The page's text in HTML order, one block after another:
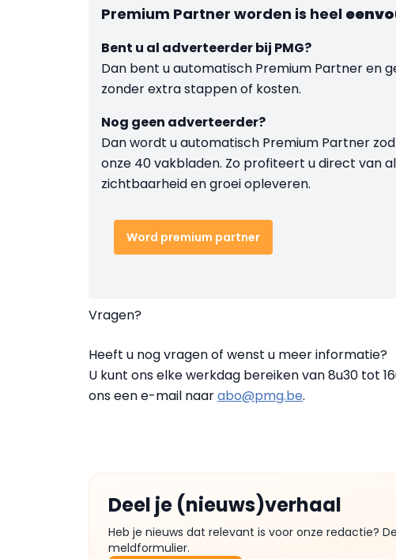
Premium Partner worden is heel
Bent u al adverteerder bij PMG?
Dan bent u automatisch Premium Partner en
zonder extra stappen of kosten.
Nog geen adverteerder?
Dan wordt u automatisch Premium Partner
onze 40 vakbladen. Zo profiteert u direct van
zichtbaarheid en groei opleveren.
Word premium partner
Vragen?
Heeft u nog vragen of wenst u meer informatie?
U kunt ons elke werkdag bereiken van 8u30 tot
ons een e-mail naarabo@pmg.be.
Deel je (nieuws)verhaal
Heb je nieuws dat relevant is voor onze redactie?
meldformulier.